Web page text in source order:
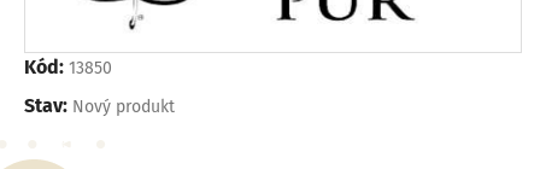
Kód: 13850
Stav: Nový produkt